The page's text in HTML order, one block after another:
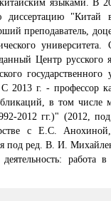
языками. В
диссертацию
преподаватель,
Центр
государственного
г. - профессор
в том числе
2012 гг.)" (2012,
с Е.С.
под ред. В. И.
работа